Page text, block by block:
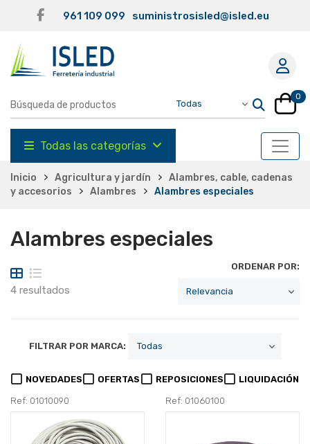
961 109 099 suministrosisled@isled.eu
0
Todas las categorías
Inicio Agricultura y jardín
Alambres, cable, cadenas
y accesorios
Alambres Alambres especiales
Alambres especiales
4 resultados
ORDENAR POR:
FILTRAR POR MARCA:
NOVEDADES OFERTAS REPOSICIONES LIQUIDACIÓN
Ref: 01010090 Ref: 01060100